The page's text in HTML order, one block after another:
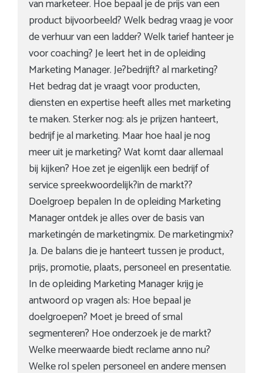
van marketeer. Hoe bepaal je de prijs van een
product bijvoorbeeld? Welk bedrag vraag je voor
de verhuur van een ladder? Welk tarief hanteer je
voor coaching? Je leert het in de opleiding
Marketing Manager. Je?bedrijft? al marketing?
Het bedrag dat je vraagt voor producten,
diensten en expertise heeft alles met marketing
te maken. Sterker nog: als je prijzen hanteert,
bedrijf je al marketing. Maar hoe haal je nog
meer uit je marketing? Wat komt daar allemaal
bij kijken? Hoe zet je eigenlijk een bedrijf of
service spreekwoordelijk?in de markt??
Doelgroep bepalen In de opleiding Marketing
Manager ontdek je alles over de basis van
marketingén de marketingmix. De marketingmix?
Ja. De balans die je hanteert tussen je product,
prijs, promotie, plaats, personeel en presentatie.
In de opleiding Marketing Manager krijg je
antwoord op vragen als: Hoe bepaal je
doelgroepen? Moet je breed of smal
segmenteren? Hoe onderzoek je de markt?
Welke meerwaarde biedt reclame anno nu?
Welke rol spelen personeel en andere mensen